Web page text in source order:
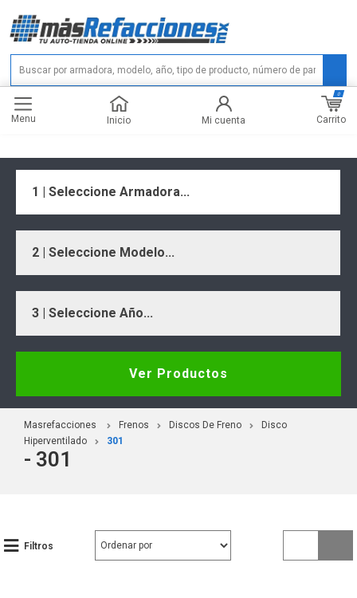
Menu Inicio Mi cuenta Carrito
0
1 | Seleccione Armadora...
2 | Seleccione Modelo...
3 | Seleccione Año...
Ver Productos
Masrefacciones Frenos Discos De Freno
Disco
Hiperventilado
301
- 301
Filtros